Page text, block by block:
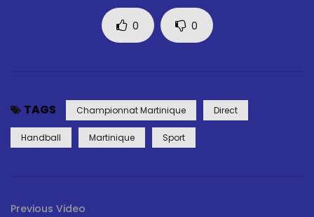
0 0
TAGS Championnat Martinique Direct
Handball Martinique Sport
Previous Video